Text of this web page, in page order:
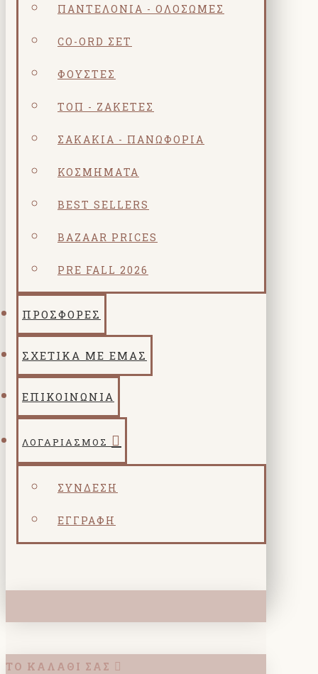
ΠΑΝΤΕΛΌΝΙΑ - ΟΛΌΣΩΜΕΣ
CO-ORD ΣΕΤ
ΦΟΎΣΤΕΣ
ΤΟΠ - ΖΑΚΈΤΕΣ
ΣΑΚΆΚΙΑ - ΠΑΝΩΦΌΡΙΑ
ΚΟΣΜΗΜΑΤΑ
BEST SELLERS
BAZAAR PRICES
PRE FALL 2026
ΠΡΟΣΦΟΡΕΣ
ΣΧΕΤΙΚΑ ΜΕ ΕΜΑΣ
ΕΠΙΚΟΙΝΩΝΙΑ
ΛΟΓΑΡΙΑΣΜΌΣ
ΣΎΝΔΕΣΗ
ΕΓΓΡΑΦΉ
ΤΟ ΚΑΛΆΘΙ ΣΑΣ